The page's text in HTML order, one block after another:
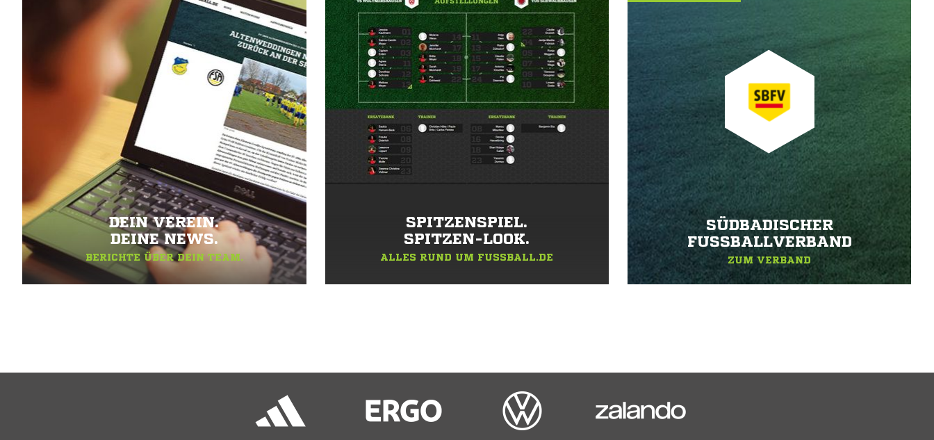
DEIN VEREIN.
DEINE NEWS.
BERICHTE ÜBER DEIN TEAM.
SPITZENSPIEL.
SPITZEN-LOOK.
ALLES RUND UM FUSSBALL.DE
SÜDBADISCHER
FUSSBALLVERBAND
ZUM VERBAND